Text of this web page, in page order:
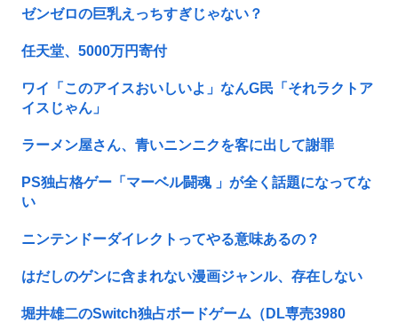
ゼンゼロの巨乳えっちすぎじゃない？
任天堂、5000万円寄付
ワイ「このアイスおいしいよ」なんG民「それラクトア
イスじゃん」
ラーメン屋さん、青いニンニクを客に出して謝罪
PS独占格ゲー「マーベル闘魂 」が全く話題になってな
い
ニンテンドーダイレクトってやる意味あるの？
はだしのゲンに含まれない漫画ジャンル、存在しない
堀井雄二のSwitch独占ボードゲーム（DL専売3980